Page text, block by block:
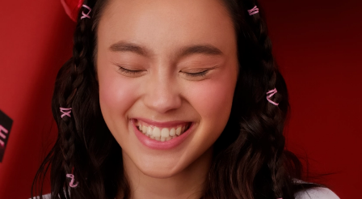
我的设备
我的订单
我的地址
FAQ™ Pure Beauty-Tech Elixir
BREAKING NEWS
issa™ Teeth Whitening Set
English Deutsch
Español
Français
Italiano
Português
Polski
Svenska
Русский
Türkçe
简体中文 繁體中文